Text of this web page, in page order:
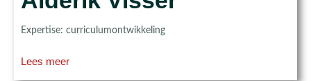
Expertise: curriculumontwikkeling
Lees meer